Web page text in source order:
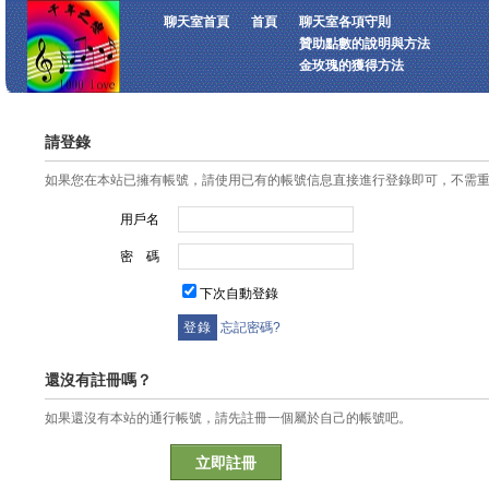
聊天室首頁 首頁
聊天室各項守則
贊助點數的說明與方法
金玫瑰的獲得方法
請登錄
如果您在本站已擁有帳號，請使用已有的帳號信息直接進行登錄即可，不需
用戶名
密 碼
下次自動登錄
忘記密碼?
還沒有註冊嗎？
如果還沒有本站的通行帳號，請先註冊一個屬於自己的帳號吧。
立即註冊